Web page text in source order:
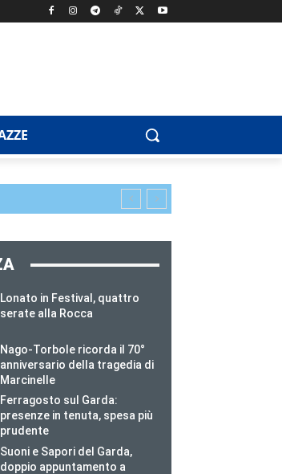
Lonato in Festival, quattro
serate alla Rocca
Nago-Torbole ricorda il 70°
anniversario della tragedia di
Marcinelle
Ferragosto sul Garda:
presenze in tenuta, spesa più
prudente
Suoni e Sapori del Garda,
doppio appuntamento a